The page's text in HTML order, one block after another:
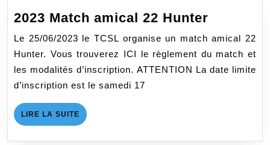
2023 Match amical 22 Hunter
Match
amical
22
Le 25/06/2023 le TCSL organise un match amical 22
Hunter. Vous trouverez ICI le règlement du match et
les modalités d’inscription. ATTENTION La date limite
d’inscription est le samedi 17
LIRE LA SUITE LIRE
LA